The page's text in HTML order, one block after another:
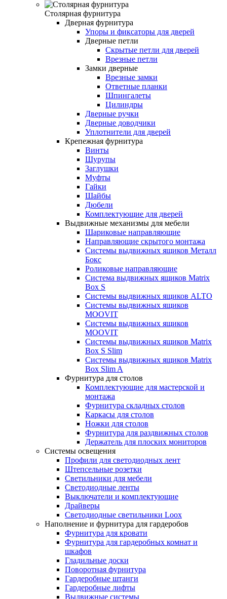
Столярная фурнитура
Дверная фурнитура
Упоры и фиксаторы для дверей
Дверные петли
Скрытые петли для дверей
Врезные петли
Замки дверные
Врезные замки
Ответные планки
Шпингалеты
Цилиндры
Дверные ручки
Дверные доводчики
Уплотнители для дверей
Крепежная фурнитура
Винты
Шурупы
Заглушки
Муфты
Гайки
Шайбы
Дюбели
Комплектующие для дверей
Выдвижные механизмы для мебели
Шариковые направляющие
Направляющие скрытого монтажа
Системы выдвижных ящиков Металл
Бокс
Роликовые направляющие
Система выдвижных ящиков Matrix
Box S
Системы выдвижных ящиков ALTO
Системы выдвижных ящиков
MOOVIT
Системы выдвижных ящиков
MOOVIT
Системы выдвижных ящиков Matrix
Box S Slim
Системы выдвижных ящиков Matrix
Box Slim A
Фурнитура для столов
Комплектующие для мастерской и
монтажа
Фурнитура складных столов
Каркасы для столов
Ножки для столов
Фурнитура для раздвижных столов
Держатель для плоских мониторов
Системы освещения
Профили для светодиодных лент
Штепсельные розетки
Светильники для мебели
Светодиодные ленты
Выключатели и комплектующие
Драйверы
Светодиодные светильники Loox
Наполнение и фурнитура для гардеробов
Фурнитура для кровати
Фурнитура для гардеробных комнат и
шкафов
Гладильные доски
Поворотная фурнитура
Гардеробные штанги
Гардеробные лифты
Выдвижные системы